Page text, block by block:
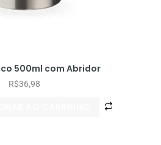
500ml com Abridor
R$36,98